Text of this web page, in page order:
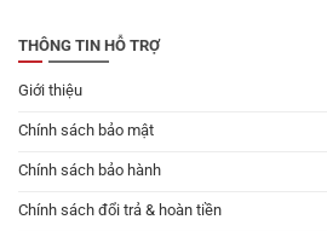
THÔNG TIN HỖ TRỢ
Giới thiệu
Chính sách bảo mật
Chính sách bảo hành
Chính sách đổi trả & hoàn tiền